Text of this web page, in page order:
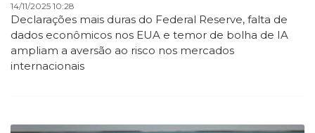
14/11/2025 10:28
Declarações mais duras do Federal Reserve, falta de
dados econômicos nos EUA e temor de bolha de IA
ampliam a aversão ao risco nos mercados
internacionais